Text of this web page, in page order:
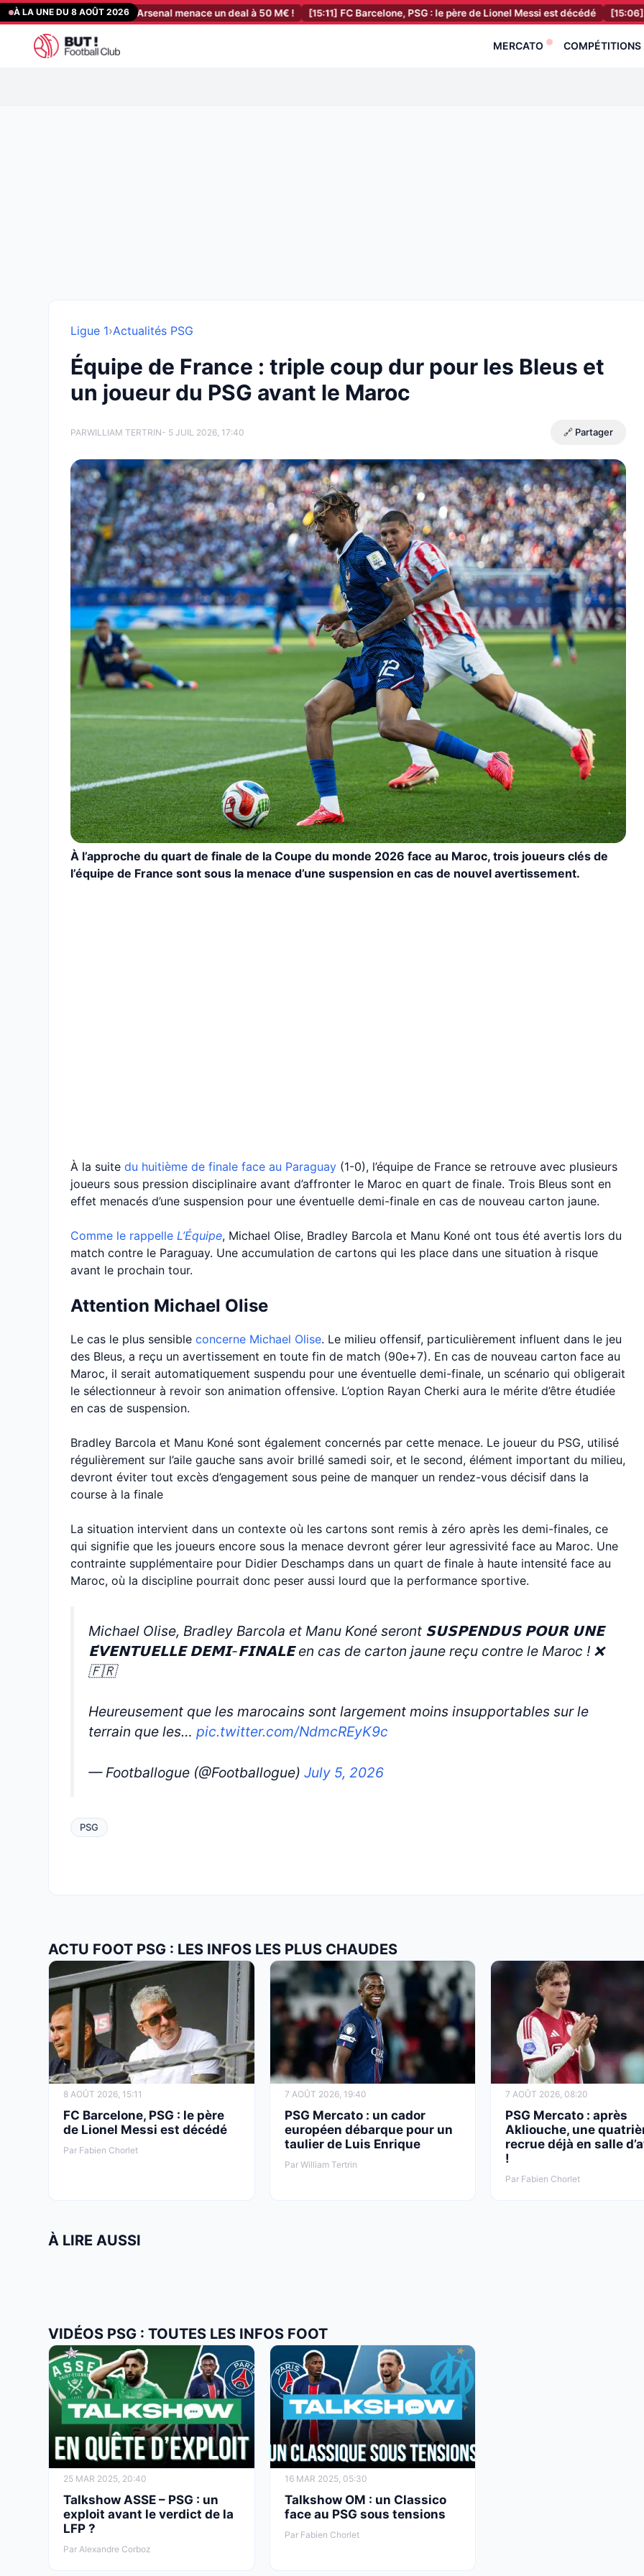
Aller
au
contenu
À LA UNE DU 8 AOÛT 2026
Mercato : Arsenal menace un deal à 50 M€ ! [15:11] FC Barcelone, PSG : le père de Lionel Messi est décédé [15:06] RC
MERCATO COMPÉTITIONS
Ligue 1›Actualités PSG
Équipe de France : triple coup dur pour les Bleus et
un joueur du PSG avant le Maroc
PARWILLIAM TERTRIN- 5 JUIL 2026, 17:40 🔗 Partager
À l’approche du quart de finale de la Coupe du monde 2026 face au Maroc, trois joueurs clés de
l’équipe de France sont sous la menace d’une suspension en cas de nouvel avertissement.
À la suite du huitième de finale face au Paraguay (1-0), l’équipe de France se retrouve avec plusieurs
joueurs sous pression disciplinaire avant d’affronter le Maroc en quart de finale. Trois Bleus sont en
effet menacés d’une suspension pour une éventuelle demi-finale en cas de nouveau carton jaune.
Comme le rappelle L’Équipe, Michael Olise, Bradley Barcola et Manu Koné ont tous été avertis lors du
match contre le Paraguay. Une accumulation de cartons qui les place dans une situation à risque
avant le prochain tour.
Attention Michael Olise
Le cas le plus sensible concerne Michael Olise. Le milieu offensif, particulièrement influent dans le jeu
des Bleus, a reçu un avertissement en toute fin de match (90e+7). En cas de nouveau carton face au
Maroc, il serait automatiquement suspendu pour une éventuelle demi-finale, un scénario qui obligerait
le sélectionneur à revoir son animation offensive. L’option Rayan Cherki aura le mérite d’être étudiée
en cas de suspension.
Bradley Barcola et Manu Koné sont également concernés par cette menace. Le joueur du PSG, utilisé
régulièrement sur l’aile gauche sans avoir brillé samedi soir, et le second, élément important du milieu,
devront éviter tout excès d’engagement sous peine de manquer un rendez-vous décisif dans la
course à la finale
La situation intervient dans un contexte où les cartons sont remis à zéro après les demi-finales, ce
qui signifie que les joueurs encore sous la menace devront gérer leur agressivité face au Maroc. Une
contrainte supplémentaire pour Didier Deschamps dans un quart de finale à haute intensité face au
Maroc, où la discipline pourrait donc peser aussi lourd que la performance sportive.
Michael Olise, Bradley Barcola et Manu Koné seront 𝗦𝗨𝗦𝗣𝗘𝗡𝗗𝗨𝗦 𝗣𝗢𝗨𝗥 𝗨𝗡𝗘
𝗘́𝗩𝗘𝗡𝗧𝗨𝗘𝗟𝗟𝗘 𝗗𝗘𝗠𝗜-𝗙𝗜𝗡𝗔𝗟𝗘 en cas de carton jaune reçu contre le Maroc ! ❌
🇫🇷
Heureusement que les marocains sont largement moins insupportables sur le
terrain que les… pic.twitter.com/NdmcREyK9c
— Footballogue (@Footballogue) July 5, 2026
PSG
ACTU FOOT PSG : LES INFOS LES PLUS CHAUDES
8 AOÛT 2026, 15:11
FC Barcelone, PSG : le père
de Lionel Messi est décédé
Par Fabien Chorlet
7 AOÛT 2026, 19:40
PSG Mercato : un cador
européen débarque pour un
taulier de Luis Enrique
Par William Tertrin
7 AOÛT 2026, 08:20
PSG Mercato : après
Akliouche, une
recrue déjà en salle
!
Par Fabien Chorlet
À LIRE AUSSI
VIDÉOS PSG : TOUTES LES INFOS FOOT
25 MAR 2025, 20:40
Talkshow ASSE – PSG : un
exploit avant le verdict de la
LFP ?
Par Alexandre Corboz
16 MAR 2025, 05:30
Talkshow OM : un Classico
face au PSG sous tensions
Par Fabien Chorlet